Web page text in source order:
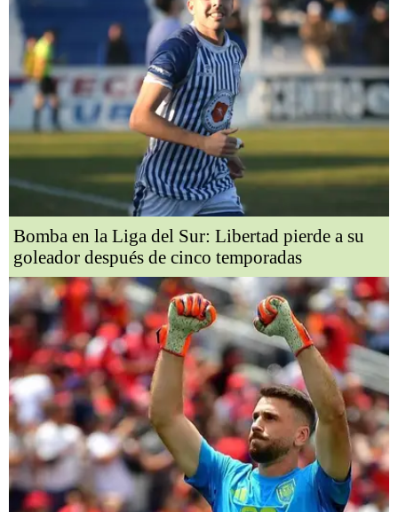
Bomba en la Liga del Sur: Libertad pierde a su
goleador después de cinco temporadas